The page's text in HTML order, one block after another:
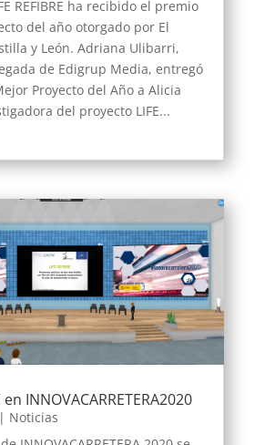
REFIBRE ha recibido el premio
del año otorgado por El
y León. Adriana Ulibarri,
de Edigrup Media, entregó
Proyecto del Año a Alicia
del proyecto LIFE...
en INNOVACARRETERA2020
Noticias